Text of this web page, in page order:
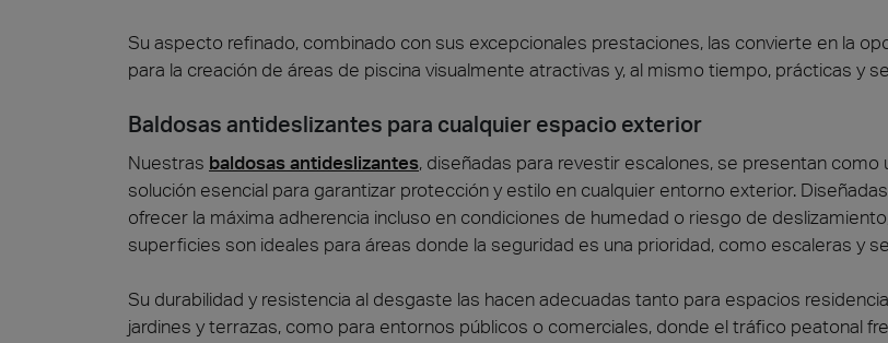
Su aspecto refinado, combinado con sus excepcionales prestaciones, las convierte en la
para la creación de áreas de piscina visualmente atractivas y, al mismo tiempo, prácticas y
Baldosas antideslizantes para cualquier espacio exterior
Nuestras baldosas antideslizantes, diseñadas para revestir escalones, se presentan como
solución esencial para garantizar protección y estilo en cualquier entorno exterior.
ofrecer la máxima adherencia incluso en condiciones de humedad o riesgo de
superficies son ideales para áreas donde la seguridad es una prioridad, como escaleras y
Su durabilidad y resistencia al desgaste las hacen adecuadas tanto para espacios
jardines y terrazas, como para entornos públicos o comerciales, donde el tráfico peatonal